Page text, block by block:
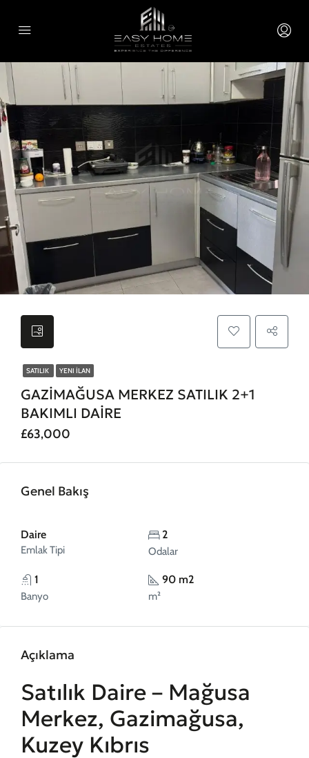
SATILIK YENI İLAN
GAZİMAĞUSA MERKEZ SATILIK 2+1
BAKIMLI DAİRE
£63,000
Genel Bakış
Daire
Emlak Tipi
2
Odalar
1
Banyo
90 m2
m²
Açıklama
Satılık Daire – Mağusa
Merkez, Gazimağusa,
Kuzey Kıbrıs